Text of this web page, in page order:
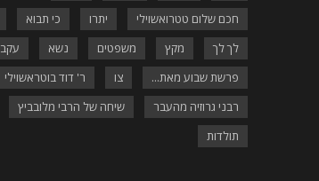
חכם שלום טטרואשוילי
יתרו כי תבוא
לך לך
מקץ משפטים נשא עקב
פרשת שבוע מאת...
צו ר' דוד בוטראשוילי
רבני גרוזיה מהעבר
שיחה של הרבי מלובביץ
תולדות